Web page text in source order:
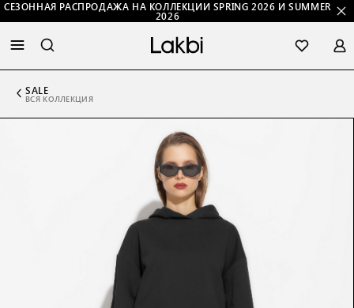
СЕЗОННАЯ РАСПРОДАЖА НА КОЛЛЕКЦИИ SPRING 2026 И SUMMER
2026
SALE
ВСЯ КОЛЛЕКЦИЯ